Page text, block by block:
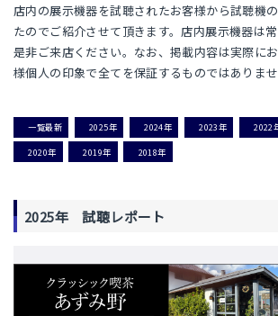
店内の展示機器を試聴されたお客様から試聴機
たのでご紹介させて頂きます。店内展示機器は
是非ご来店ください。なお、掲載内容は実際に
様個人の印象で全てを保証するものではありませ
一覧最新 2025年 2024年 2023年 2022
2020年
2019年 2018年
2025年 試聴レポート